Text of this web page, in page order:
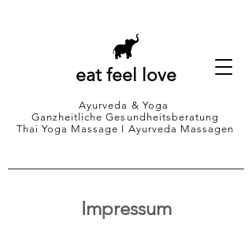
eat feel love
Ayurveda & Yoga
Ganzheitliche Gesundheitsberatung
Thai Yoga Massage I Ayurveda Massagen
Impressum